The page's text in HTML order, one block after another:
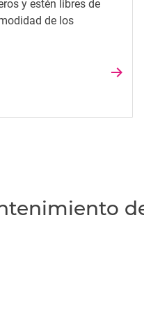
y estén libres de
de los